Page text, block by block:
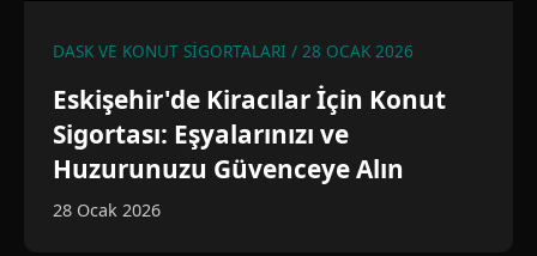
DASK VE KONUT SIGORTALARI / 28 OCAK 2026
Eskişehir'de Kiracılar İçin Konut
Sigortası: Eşyalarınızı ve
Huzurunuzu Güvenceye Alın
28 Ocak 2026